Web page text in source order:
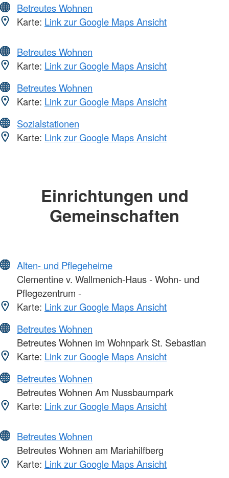
Betreutes Wohnen
Karte: Link zur Google Maps Ansicht
Betreutes Wohnen
Karte: Link zur Google Maps Ansicht
Betreutes Wohnen
Karte: Link zur Google Maps Ansicht
Sozialstationen
Karte: Link zur Google Maps Ansicht
Einrichtungen und
Gemeinschaften
Alten- und Pflegeheime
Clementine v. Wallmenich-Haus - Wohn- und
Pflegezentrum -
Karte: Link zur Google Maps Ansicht
Betreutes Wohnen
Betreutes Wohnen im Wohnpark St. Sebastian
Karte: Link zur Google Maps Ansicht
Betreutes Wohnen
Betreutes Wohnen Am Nussbaumpark
Karte: Link zur Google Maps Ansicht
Betreutes Wohnen
Betreutes Wohnen am Mariahilfberg
Karte: Link zur Google Maps Ansicht